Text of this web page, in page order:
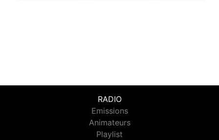
RADIO
Emissions
Animateurs
Playlist